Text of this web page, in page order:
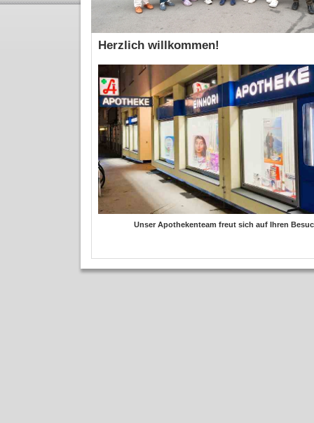
Herzlich willkommen!
Unser Apothekenteam freut sich auf Ihren